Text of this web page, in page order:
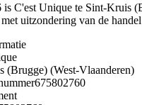
C'est Unique te Sint-Kruis
uitzondering van de
(Brugge) (West-Vlaanderen)
675802760